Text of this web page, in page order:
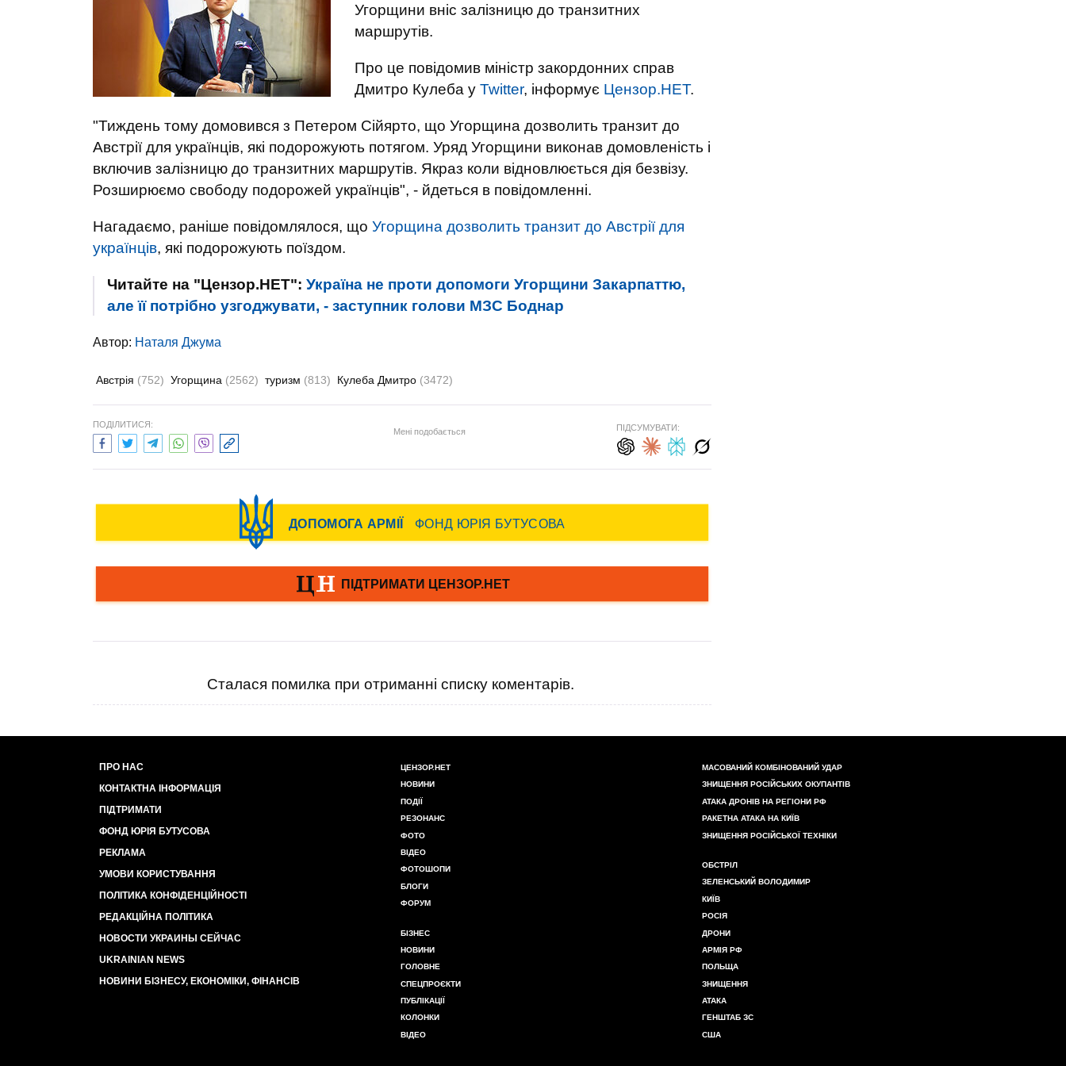
Угорщини вніс залізницю до транзитних
маршрутів.
Про це повідомив міністр закордонних справ
Дмитро Кулеба у Twitter, інформує Цензор.НЕТ.
"Тиждень тому домовився з Петером Сійярто, що Угорщина дозволить транзит до
Австрії для українців, які подорожують потягом. Уряд Угорщини виконав домовленість і
включив залізницю до транзитних маршрутів. Якраз коли відновлюється дія безвізу.
Розширюємо свободу подорожей українців", - йдеться в повідомленні.
Нагадаємо, раніше повідомлялося, що Угорщина дозволить транзит до Австрії для
українців, які подорожують поїздом.
Читайте на "Цензор.НЕТ": Україна не проти допомоги Угорщини Закарпаттю,
але її потрібно узгоджувати, - заступник голови МЗС Боднар
Автор: Наталя Джума
Австрія (752) Угорщина (2562) туризм (813) Кулеба Дмитро (3472)
ПОДІЛИТИСЯ:
Мені подобається ПІДСУМУВАТИ:
Сталася помилка при отриманні списку коментарів.
ПРО НАС
КОНТАКТНА ІНФОРМАЦІЯ
ПІДТРИМАТИ
ФОНД ЮРІЯ БУТУСОВА
РЕКЛАМА
УМОВИ КОРИСТУВАННЯ
ПОЛІТИКА КОНФІДЕНЦІЙНОСТІ
РЕДАКЦІЙНА ПОЛІТИКА
НОВОСТИ УКРАИНЫ СЕЙЧАС
UKRAINIAN NEWS
НОВИНИ БІЗНЕСУ, ЕКОНОМІКИ, ФІНАНСІВ
ЦЕНЗОР.НЕТ
НОВИНИ
ПОДІЇ
РЕЗОНАНС
ФОТО
ВІДЕО
ФОТОШОПИ
БЛОГИ
ФОРУМ
БІЗНЕС
НОВИНИ
ГОЛОВНЕ
СПЕЦПРОЄКТИ
ПУБЛІКАЦІЇ
КОЛОНКИ
ВІДЕО
МАСОВАНИЙ КОМБІНОВАНИЙ УДАР
ЗНИЩЕННЯ РОСІЙСЬКИХ ОКУПАНТІВ
АТАКА ДРОНІВ НА РЕГІОНИ РФ
РАКЕТНА АТАКА НА КИЇВ
ЗНИЩЕННЯ РОСІЙСЬКОЇ ТЕХНІКИ
ОБСТРІЛ
ЗЕЛЕНСЬКИЙ ВОЛОДИМИР
КИЇВ
РОСІЯ
ДРОНИ
АРМІЯ РФ
ПОЛЬЩА
ЗНИЩЕННЯ
АТАКА
ГЕНШТАБ ЗС
США